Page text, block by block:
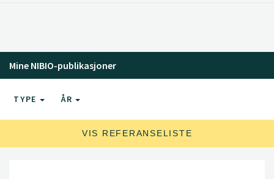
Mine NIBIO-publikasjoner
TYPE ÅR
VIS REFERANSELISTE